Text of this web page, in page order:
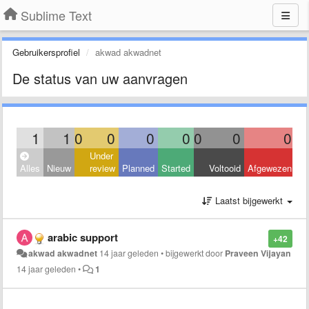
Sublime Text
Gebruikersprofiel akwad akwadnet
De status van uw aanvragen
1 1 0 0 0 0 0 0 0
Alles Nieuw
Under
review Planned Started Voltooid Afgewezen
Laatst bijgewerkt
+42
arabic support
akwad akwadnet 14 jaar geleden •bijgewerkt door Praveen Vijayan
14 jaar geleden • 1